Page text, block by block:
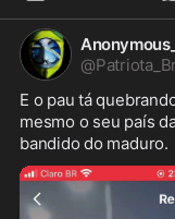
@
E o pau tá
mesmo o seu país
bandido do maduro.